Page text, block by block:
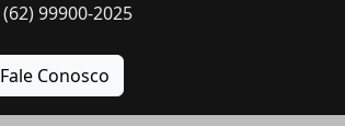
(62) 99900-2025
Fale Conosco